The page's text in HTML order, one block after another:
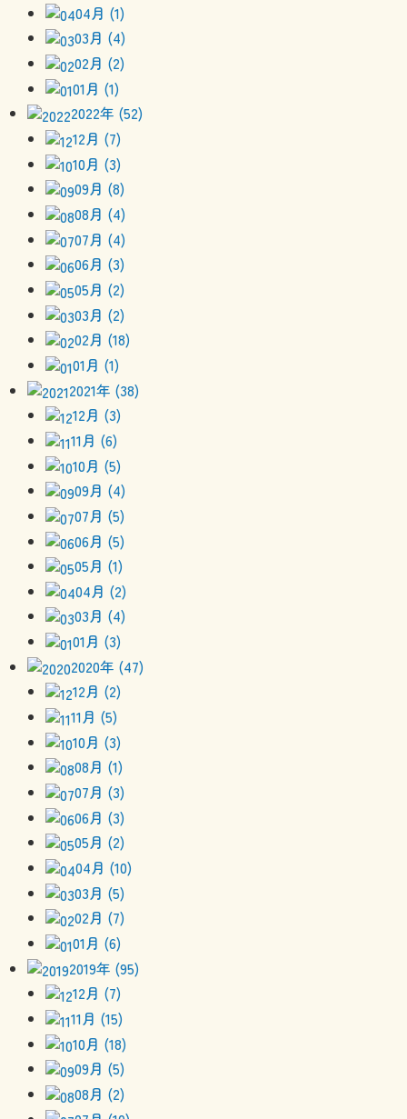
04月 (1)
03月 (4)
02月 (2)
01月 (1)
2022年 (52)
12月 (7)
10月 (3)
09月 (8)
08月 (4)
07月 (4)
06月 (3)
05月 (2)
03月 (2)
02月 (18)
01月 (1)
2021年 (38)
12月 (3)
11月 (6)
10月 (5)
09月 (4)
07月 (5)
06月 (5)
05月 (1)
04月 (2)
03月 (4)
01月 (3)
2020年 (47)
12月 (2)
11月 (5)
10月 (3)
08月 (1)
07月 (3)
06月 (3)
05月 (2)
04月 (10)
03月 (5)
02月 (7)
01月 (6)
2019年 (95)
12月 (7)
11月 (15)
10月 (18)
09月 (5)
08月 (2)